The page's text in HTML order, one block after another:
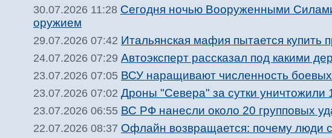
30.07.2026 11:28 Сегодня ночью Вооруженными
оружием
29.07.2026 07:42 Итальянская мафия пытается
24.07.2026 07:29 Автоэксперт рассказал под какими
23.07.2026 07:05 ВСУ наращивают численность боевых
23.07.2026 07:02 Дроны "Севера" за сутки
23.07.2026 06:55 ВС РФ нанесли около 20 групповых
22.07.2026 08:37 Офлайн возвращается: почему люди